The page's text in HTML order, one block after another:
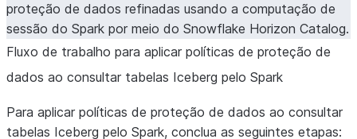
proteção de dados refinadas usando a computação de
sessão do Spark por meio do Snowflake Horizon Catalog.
Fluxo de trabalho para aplicar políticas de proteção de
dados ao consultar tabelas Iceberg pelo Spark
Para aplicar políticas de proteção de dados ao consultar
tabelas Iceberg pelo Spark, conclua as seguintes etapas: